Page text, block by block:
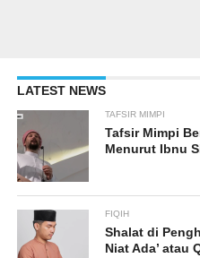
LATEST NEWS
TAFSIR MIMPI
Tafsir Mimpi
Menurut Ibnu
FIQIH
Shalat di
Niat Ada’ atau